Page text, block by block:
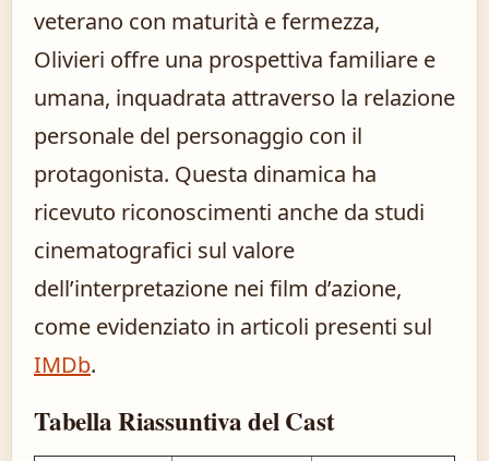
veterano con maturità e fermezza,
Olivieri offre una prospettiva familiare e
umana, inquadrata attraverso la relazione
personale del personaggio con il
protagonista. Questa dinamica ha
ricevuto riconoscimenti anche da studi
cinematografici sul valore
dell’interpretazione nei film d’azione,
come evidenziato in articoli presenti sul
IMDb.
Tabella Riassuntiva del Cast